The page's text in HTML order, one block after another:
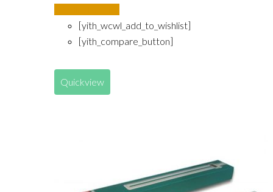
[yith_wcwl_add_to_wishlist]
[yith_compare_button]
Quickview